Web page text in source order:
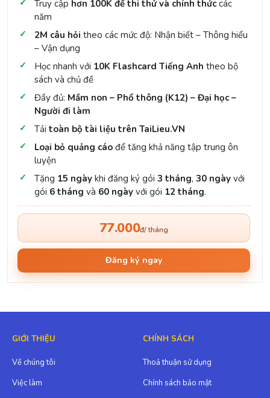
Truy cập hơn 100K đề thi thử và chính thứccác
năm
2M câu hỏi theo các mức độ: Nhận biết – Thông hiểu
– Vận dụng
Học nhanh với 10K Flashcard Tiếng Anh theo bộ
sách và chủ đề
Đầy đủ: Mầm non – Phổ thông (K12) – Đại học –
Người đi làm
Tải toàn bộ tài liệu trên TaiLieu.VN
Loại bỏ quảng cáo để tăng khả năng tập trung ôn
luyện
Tặng 15 ngày khi đăng ký gói 3 tháng, 30 ngày với
gói 6 tháng và 60 ngày với gói 12 tháng.
77.000đ/ tháng
Đăng ký ngay
GIỚI THIỆU
Về chúng tôi
Việc làm
CHÍNH SÁCH
Thoả thuận sử dụng
Chính sách bảo mật